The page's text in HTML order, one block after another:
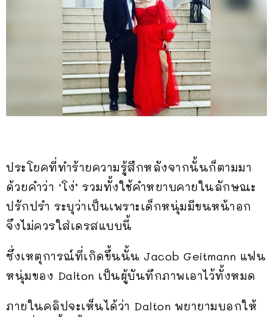
ประโยคที่ทำร้ายความรู้สึกหลังจากนั้นก็ตามมา
ด้วยคำว่า ‘โง่’ รวมทั้งใช้คำหยาบคายในลักษณะ
ปรักปรำ ระบุว่าเป็นเพราะเด็กหนุ่มมีขนหน้าอก
จึงไม่ควรใส่เดรสแบบนี้
ซึ่งเหตุการณ์ที่เกิดขึ้นนั้น Jacob Geitmann แฟน
หนุ่มของ Dalton เป็นผู้บันทึกภาพเอาไว้ทั้งหมด
ภายในคลิปจะเห็นได้ว่า Dalton พยายามบอกให้